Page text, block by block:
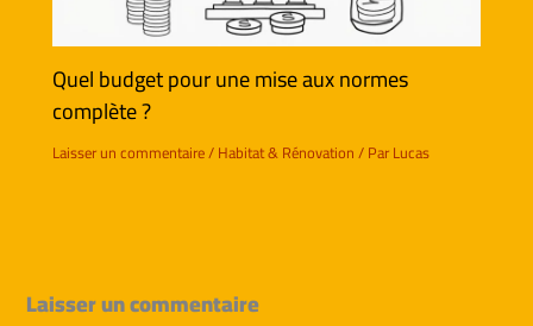
Quel budget pour une mise aux normes
complète ?
Laisser un commentaire/Habitat & Rénovation/ ParLucas
Laisser un commentaire